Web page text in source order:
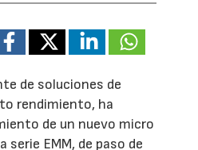
de soluciones de
rendimiento, ha
de un nuevo micro
EMM, de paso de